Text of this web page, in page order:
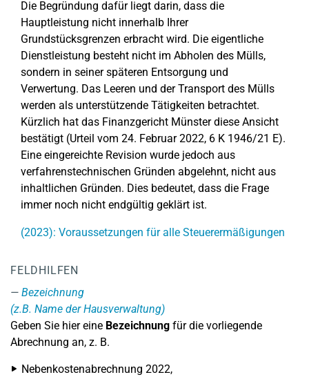
Die Begründung dafür liegt darin, dass die
Hauptleistung nicht innerhalb Ihrer
Grundstücksgrenzen erbracht wird. Die eigentliche
Dienstleistung besteht nicht im Abholen des Mülls,
sondern in seiner späteren Entsorgung und
Verwertung. Das Leeren und der Transport des Mülls
werden als unterstützende Tätigkeiten betrachtet.
Kürzlich hat das Finanzgericht Münster diese Ansicht
bestätigt (Urteil vom 24. Februar 2022, 6 K 1946/21 E).
Eine eingereichte Revision wurde jedoch aus
verfahrenstechnischen Gründen abgelehnt, nicht aus
inhaltlichen Gründen. Dies bedeutet, dass die Frage
immer noch nicht endgültig geklärt ist.
(2023): Voraussetzungen für alle Steuerermäßigungen
FELDHILFEN
Bezeichnung
(z.B. Name der Hausverwaltung)
Geben Sie hier eine Bezeichnung für die vorliegende
Abrechnung an, z. B.
Nebenkostenabrechnung 2022,